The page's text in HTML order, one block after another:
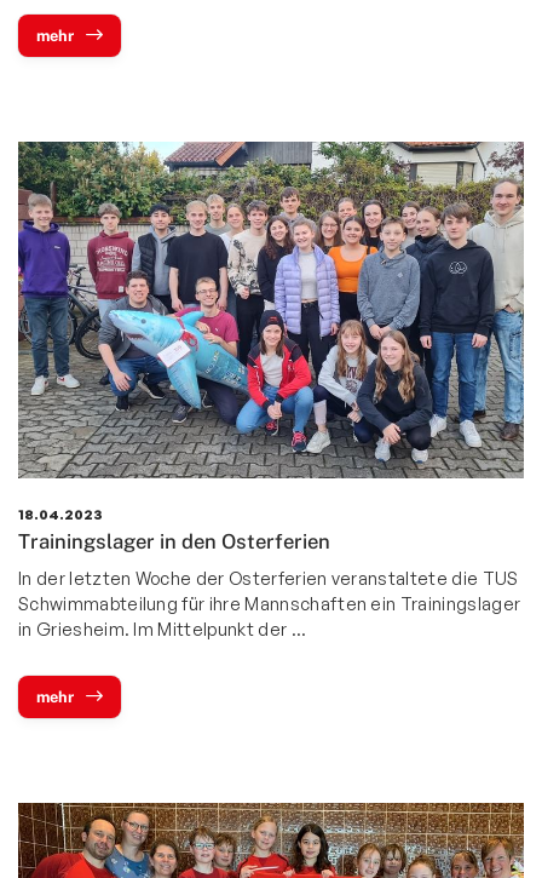
mehr
18.04.2023
Trainingslager in den Osterferien
In der letzten Woche der Osterferien veranstaltete die TUS
Schwimmabteilung für ihre Mannschaften ein Trainingslager
in Griesheim. Im Mittelpunkt der …
mehr